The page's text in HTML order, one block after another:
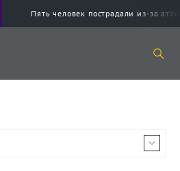
Пять человек пострадали из-за